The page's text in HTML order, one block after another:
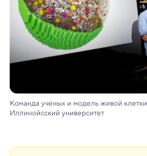
Команда ученых и модель живой клетки
Иллинойсский университет